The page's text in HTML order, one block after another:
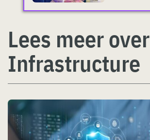
Lees meer over
Infrastructure